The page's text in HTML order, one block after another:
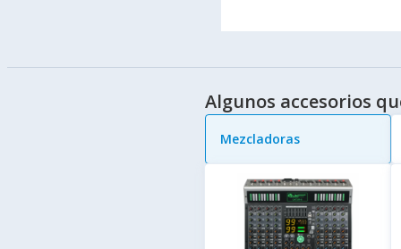
Algunos accesorios
Mezcladoras